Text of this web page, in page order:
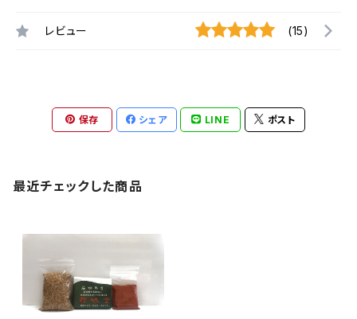
レビュー (15)
保存 シェア LINE ポスト
最近チェックした商品